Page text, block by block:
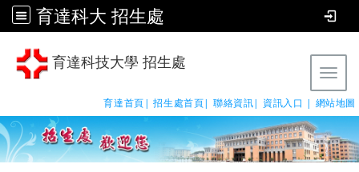
育達科大 招生處
育達科技大學 招生處
育達首頁| 招生處首頁| 聯絡資訊| 資訊入口 | 網站地圖